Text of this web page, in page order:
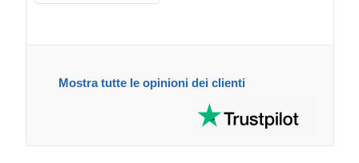
Mostra tutte le opinioni dei clienti